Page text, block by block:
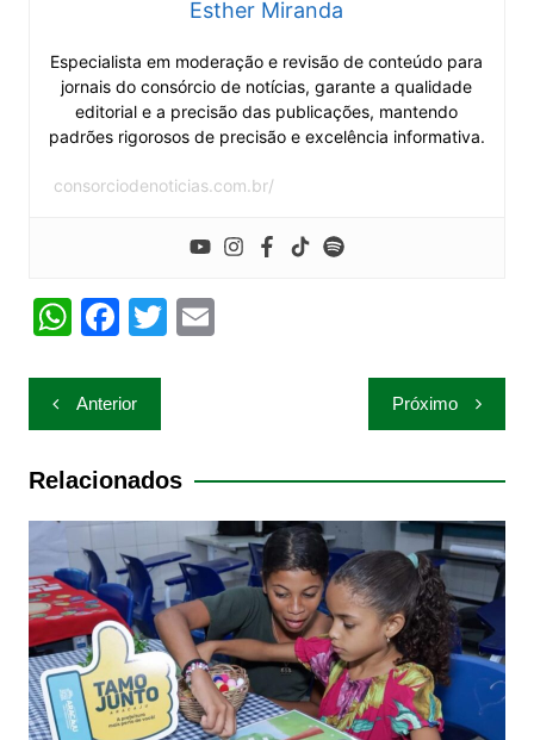
Esther Miranda
Especialista em moderação e revisão de conteúdo para
jornais do consórcio de notícias, garante a qualidade
editorial e a precisão das publicações, mantendo
padrões rigorosos de precisão e excelência informativa.
consorciodenoticias.com.br/
W
at
s
A
p
F
c
e
b
o
k
T E
Navegação
de
Post
Anterior Próximo
Relacionados